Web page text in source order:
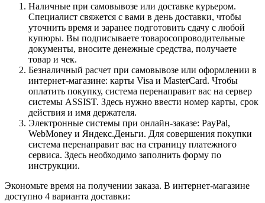
Наличные при самовывозе или доставке курьером.
Специалист свяжется с вами в день доставки, чтобы
уточнить время и заранее подготовить сдачу с любой
купюры. Вы подписываете товаросопроводительные
документы, вносите денежные средства, получаете
товар и чек.
Безналичный расчет при самовывозе или оформлении в
интернет-магазине: карты Visa и MasterCard. Чтобы
оплатить покупку, система перенаправит вас на сервер
системы ASSIST. Здесь нужно ввести номер карты, срок
действия и имя держателя.
Электронные системы при онлайн-заказе: PayPal,
WebMoney и Яндекс.Деньги. Для совершения покупки
система перенаправит вас на страницу платежного
сервиса. Здесь необходимо заполнить форму по
инструкции.
Экономьте время на получении заказа. В интернет-магазине
доступно 4 варианта доставки: